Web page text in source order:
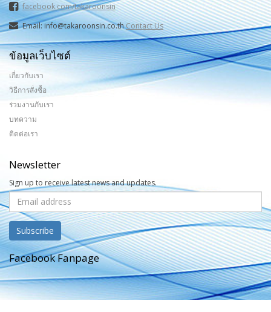
facebook.com/takaroonsin
Email: info@takaroonsin.co.thContact Us
ข้อมูลเว็บไซต์
เกี่ยวกับเรา
วิธีการสั่งซื้อ
ร่วมงานกับเรา
บทความ
ติดต่อเรา
Newsletter
Sign up to receive latest news and updates.
Facebook Fanpage